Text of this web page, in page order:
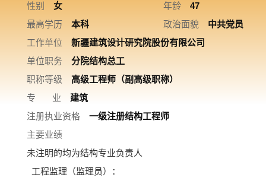
性别 女 年龄
47
最高学历
本科 政治面貌
中共党员
工作单位
新疆建筑设计研究院股份有限公司
单位职务
分院结构总工
职称等级
高级工程师（副高级职称）
专 业
建筑
注册执业资格
一级注册结构工程师
主要业绩
未注明的均为结构专业负责人
工程监理（监理员）：